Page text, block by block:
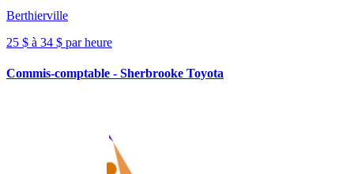
Berthierville
25 $ à 34 $ par heure
Commis-comptable - Sherbrooke Toyota